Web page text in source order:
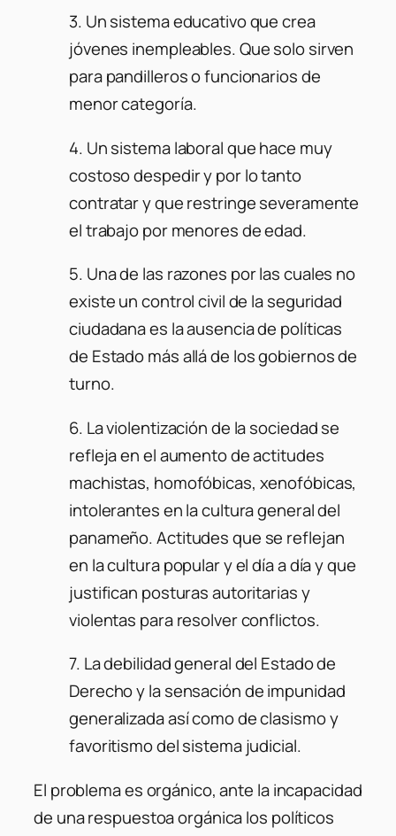
3. Un sistema educativo que crea
jóvenes inempleables. Que solo sirven
para pandilleros o funcionarios de
menor categoría.
4. Un sistema laboral que hace muy
costoso despedir y por lo tanto
contratar y que restringe severamente
el trabajo por menores de edad.
5. Una de las razones por las cuales no
existe un control civil de la seguridad
ciudadana es la ausencia de políticas
de Estado más allá de los gobiernos de
turno.
6. La violentización de la sociedad se
refleja en el aumento de actitudes
machistas, homofóbicas, xenofóbicas,
intolerantes en la cultura general del
panameño. Actitudes que se reflejan
en la cultura popular y el día a día y que
justifican posturas autoritarias y
violentas para resolver conflictos.
7. La debilidad general del Estado de
Derecho y la sensación de impunidad
generalizada así como de clasismo y
favoritismo del sistema judicial.
El problema es orgánico, ante la incapacidad
de una respuestoa orgánica los políticos